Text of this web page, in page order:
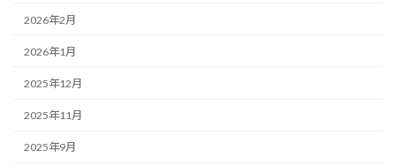
2026年2月
2026年1月
2025年12月
2025年11月
2025年9月